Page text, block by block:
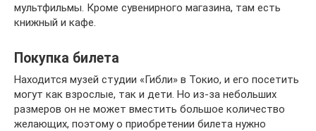
мультфильмы. Кроме сувенирного магазина, там есть
книжный и кафе.
Покупка билета
Находится музей студии «Гибли» в Токио, и его посетить
могут как взрослые, так и дети. Но из-за небольших
размеров он не может вместить большое количество
желающих, поэтому о приобретении билета нужно